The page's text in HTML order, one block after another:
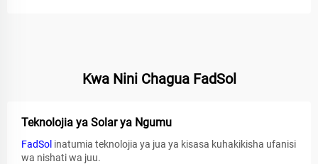
Kwa Nini Chagua FadSol
Teknolojia ya Solar ya Ngumu
FadSol inatumia teknolojia ya jua ya kisasa kuhakikisha ufanisi
wa nishati wa juu.